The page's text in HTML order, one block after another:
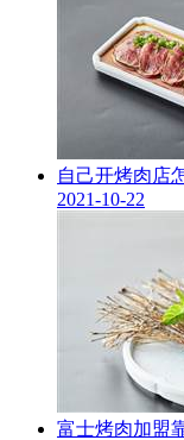
自己开烤肉店
2021-10-22
富士烤肉加盟